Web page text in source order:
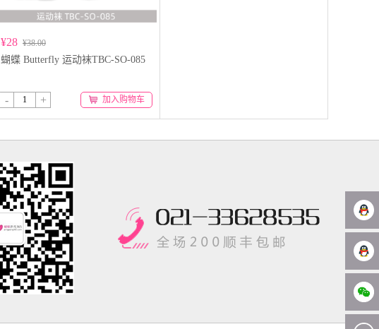
¥28 ¥38.00
蝴蝶 Butterfly 运动袜TBC-SO-085
- + 加入购物车